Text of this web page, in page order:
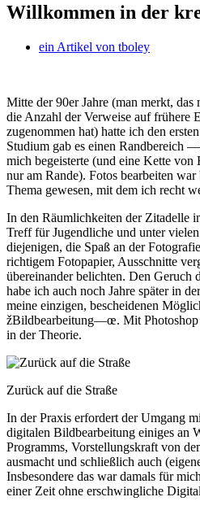
Willkommen in der
ein Artikel von tboley
Mitte der 90er Jahre (man merkt,
die Anzahl der Verweise auf frühere
zugenommen hat) hatte ich den
Studium gab es einen
mich begeisterte (und eine Kette von
nur am Rande). Fotos bearbeiten
Thema gewesen, mit dem ich recht
In den Räumlichkeiten der Zitadelle
Treff für Jugendliche und unter
diejenigen, die Spaß an der
richtigem Fotopapier, Ausschnitte
übereinander belichten. Den Geruch
habe ich auch noch Jahre später in
meine einzigen, bescheidenen
žBildbearbeitung—œ. Mit Photoshop
in der Theorie.
Zurück auf die Straße
In der Praxis erfordert der Umgang
digitalen Bildbearbeitung einiges an
Programms, Vorstellungskraft von
ausmacht und schließlich auch
Insbesondere das war damals für
einer Zeit ohne erschwingliche